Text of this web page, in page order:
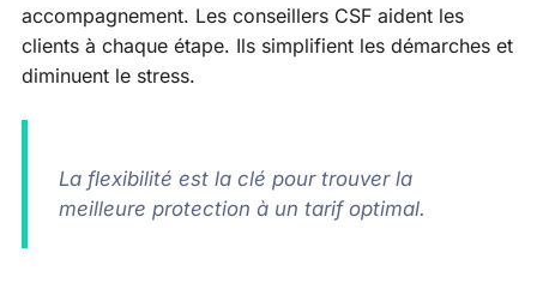
accompagnement. Les conseillers CSF aident les
clients à chaque étape. Ils simplifient les démarches et
diminuent le stress.
La flexibilité est la clé pour trouver la
meilleure protection à un tarif optimal.